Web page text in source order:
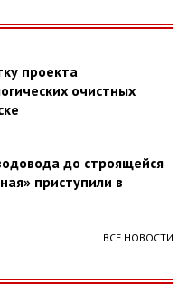
проекта
очистных
до строящейся
приступили в
ВСЕ НОВОСТИ